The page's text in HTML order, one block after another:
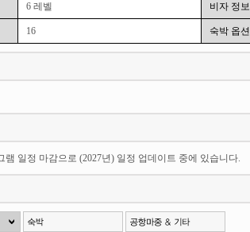
6 레벨 비자 정보
16 숙박 옵션
램 일정 마감으로 (2027년) 일정 업데이트 중에 있습니다.